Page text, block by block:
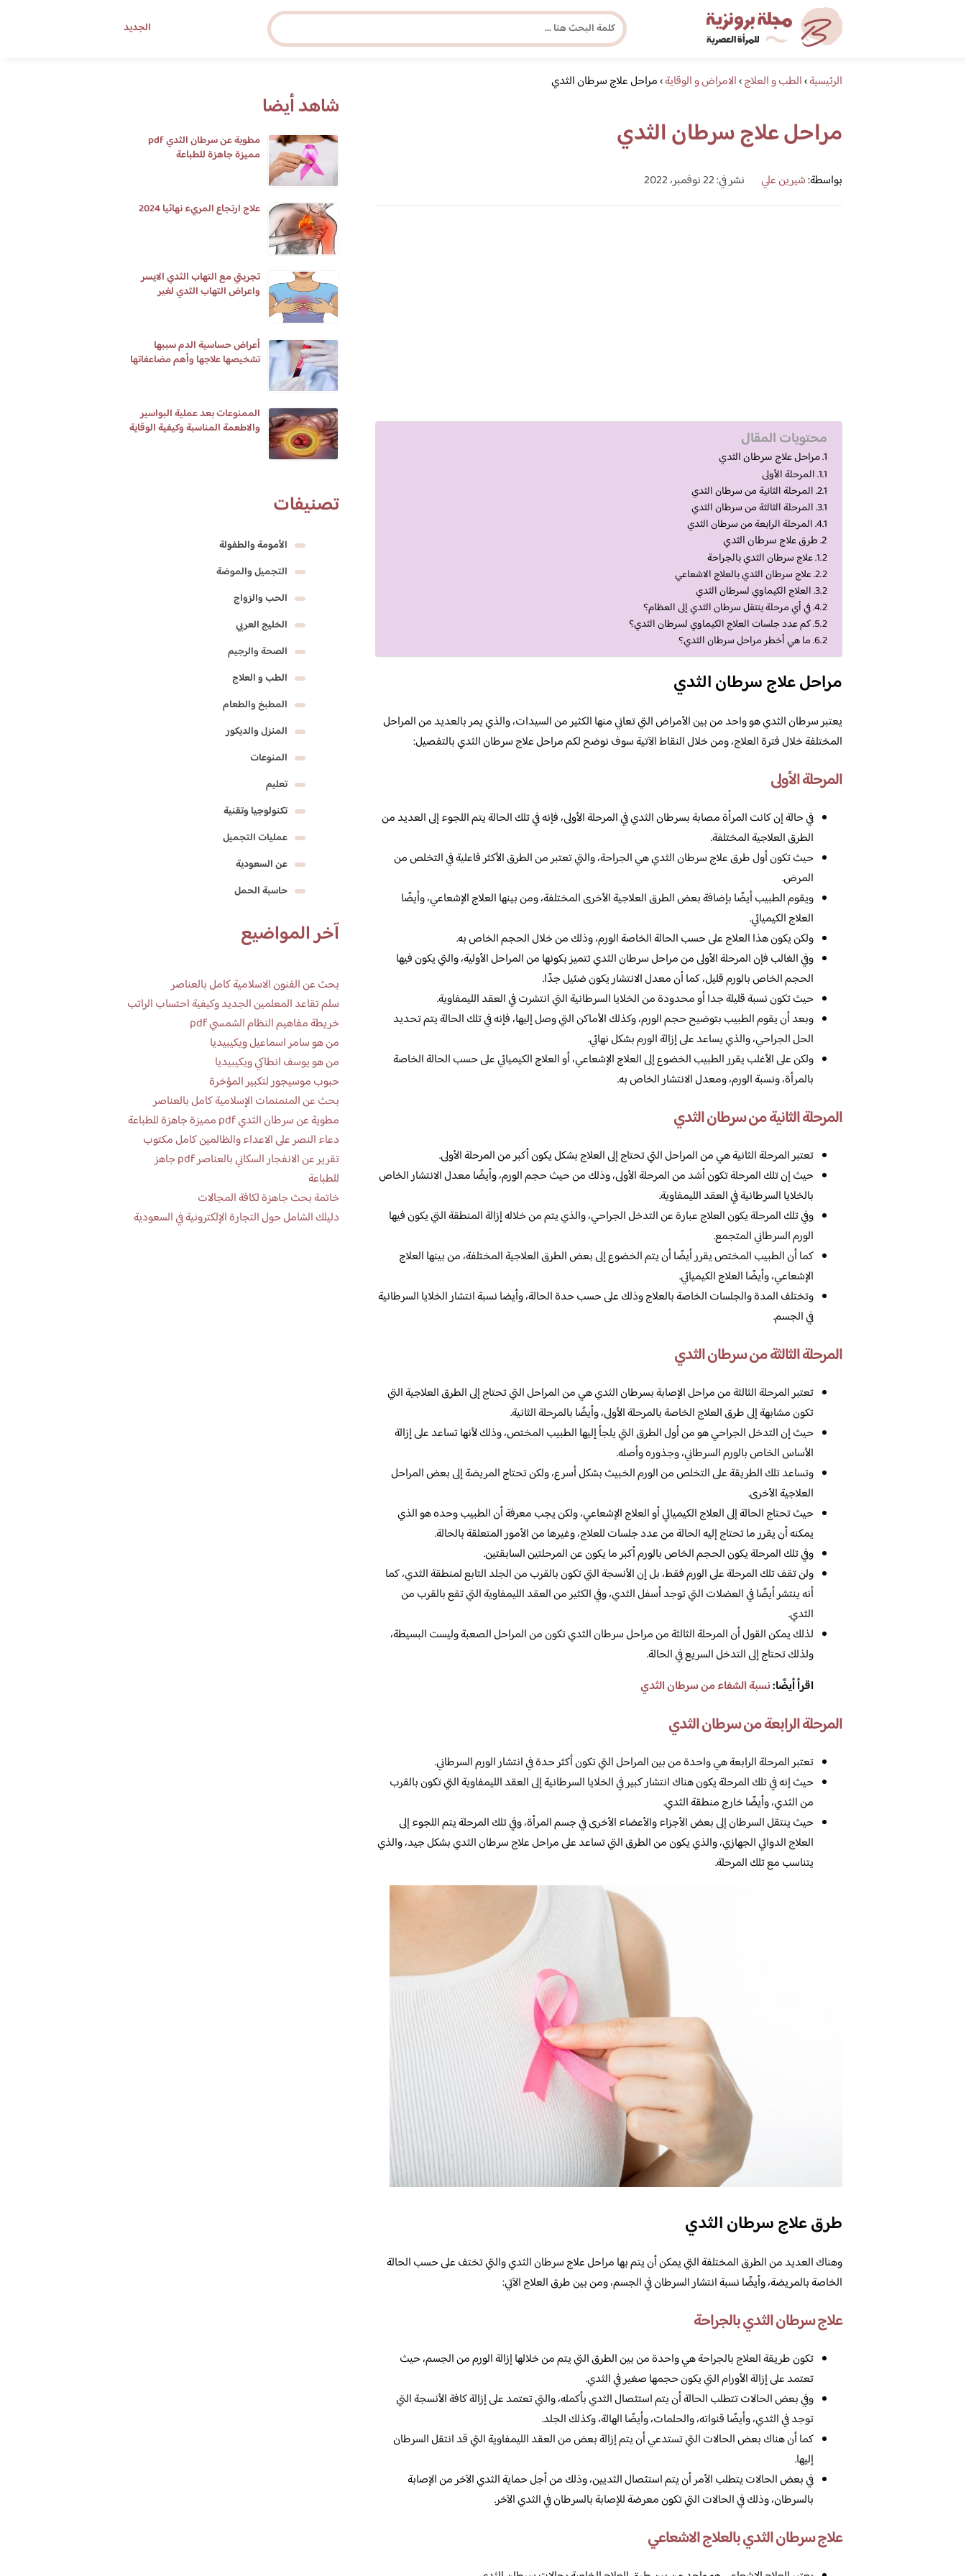
الجديد
مجلة برونزية للفتاة العصرية الرئيسية›الطب و العلاج›الامراض و الوقاية›مراحل علاج سرطان الثدي
مراحل علاج سرطان الثدي
بواسطة:شيرين علي نشر في: 22 نوفمبر، 2022
محتويات المقال
مراحل علاج سرطان الثدي
المرحلة الأولى
المرحلة الثانية من سرطان الثدي
المرحلة الثالثة من سرطان الثدي
المرحلة الرابعة من سرطان الثدي
طرق علاج سرطان الثدي
علاج سرطان الثدي بالجراحة
علاج سرطان الثدي بالعلاج الاشعاعي
العلاج الكيماوي لسرطان الثدي
في أي مرحلة ينتقل سرطان الثدي إلى العظام؟
كم عدد جلسات العلاج الكيماوي لسرطان الثدي؟
ما هي أخطر مراحل سرطان الثدي؟
مراحل علاج سرطان الثدي
يعتبر سرطان الثدي هو واحد من بين الأمراض التي تعاني منها الكثير من السيدات، والذي يمر بالعديد من المراحل
المختلفة خلال فترة العلاج، ومن خلال النقاط الآتية سوف نوضح لكم مراحل علاج سرطان الثدي بالتفصيل:
المرحلة الأولى
في حالة إن كانت المرأة مصابة بسرطان الثدي في المرحلة الأولى، فإنه في تلك الحالة يتم اللجوء إلى العديد من
الطرق العلاجية المختلفة.
حيث تكون أول طرق علاج سرطان الثدي هي الجراحة، والتي تعتبر من الطرق الأكثر فاعلية في التخلص من
المرض.
ويقوم الطبيب أيضًا بإضافة بعض الطرق العلاجية الأخرى المختلفة، ومن بينها العلاج الإشعاعي، وأيضًا
العلاج الكيميائي.
ولكن يكون هذا العلاج على حسب الحالة الخاصة الورم، وذلك من خلال الحجم الخاص به.
وفي الغالب فإن المرحلة الأولى من مراحل سرطان الثدي تتميز بكونها من المراحل الأولية، والتي يكون فيها
الحجم الخاص بالورم قليل، كما أن معدل الانتشار يكون ضئيل جدًا.
حيث تكون نسبة قليلة جدا أو محدودة من الخلايا السرطانية التي انتشرت في العقد الليمفاوية.
وبعد أن يقوم الطبيب بتوضيح حجم الورم، وكذلك الأماكن التي وصل إليها، فإنه في تلك الحالة يتم تحديد
الحل الجراحي، والذي يساعد على إزالة الورم بشكل نهائي.
ولكن على الأغلب يقرر الطبيب الخضوع إلى العلاج الإشعاعي، أو العلاج الكيميائي على حسب الحالة الخاصة
بالمرأة، ونسبة الورم، ومعدل الانتشار الخاص به.
المرحلة الثانية من سرطان الثدي
تعتبر المرحلة الثانية هي من المراحل التي تحتاج إلى العلاج بشكل يكون أكبر من المرحلة الأولى.
حيث إن تلك المرحلة تكون أشد من المرحلة الأولى، وذلك من حيث حجم الورم، وأيضًا معدل الانتشار الخاص
بالخلايا السرطانية في العقد الليمفاوية.
وفي تلك المرحلة يكون العلاج عبارة عن التدخل الجراحي، والذي يتم من خلاله إزالة المنطقة التي يكون فيها
الورم السرطاني المتجمع.
كما أن الطبيب المختص يقرر أيضًا أن يتم الخضوع إلى بعض الطرق العلاجية المختلفة، من بينها العلاج
الإشعاعي، وأيضًا العلاج الكيميائي.
وتختلف المدة والجلسات الخاصة بالعلاج وذلك على حسب حدة الحالة، وأيضا نسبة انتشار الخلايا السرطانية
في الجسم.
المرحلة الثالثة من سرطان الثدي
تعتبر المرحلة الثالثة من مراحل الإصابة بسرطان الثدي هي من المراحل التي تحتاج إلى الطرق العلاجية التي
تكون مشابهة إلى طرق العلاج الخاصة بالمرحلة الأولى، وأيضًا بالمرحلة الثانية.
حيث إن التدخل الجراحي هو من أول الطرق التي يلجأ إليها الطبيب المختص، وذلك لأنها تساعد على إزالة
الأساس الخاص بالورم السرطاني، وجذوره وأصله.
وتساعد تلك الطريقة على التخلص من الورم الخبيث بشكل أسرع، ولكن تحتاج المريضة إلى بعض المراحل
العلاجية الأخرى.
حيث تحتاج الحالة إلى العلاج الكيميائي أو العلاج الإشعاعي، ولكن يجب معرفة أن الطبيب وحده هو الذي
يمكنه أن يقرر ما تحتاج إليه الحالة من عدد جلسات للعلاج، وغيرها من الأمور المتعلقة بالحالة.
وفي تلك المرحلة يكون الحجم الخاص بالورم أكبر ما يكون عن المرحلتين السابقتين.
ولن تقف تلك المرحلة على الورم فقط، بل إن الأنسجة التي تكون بالقرب من الجلد التابع لمنطقة الثدي، كما
أنه ينتشر أيضًا في العضلات التي توجد أسفل الثدي، وفي الكثير من العقد الليمفاوية التي تقع بالقرب من
الثدي.
لذلك يمكن القول أن المرحلة الثالثة من مراحل سرطان الثدي تكون من المراحل الصعبة وليست البسيطة،
ولذلك تحتاج إلى التدخل السريع في الحالة.
اقرأ أيضًا:نسبة الشفاء من سرطان الثدي
المرحلة الرابعة من سرطان الثدي
تعتبر المرحلة الرابعة هي واحدة من بين المراحل التي تكون أكثر حدة في انتشار الورم السرطاني.
حيث إنه في تلك المرحلة يكون هناك انتشار كبير في الخلايا السرطانية إلى العقد الليمفاوية التي تكون بالقرب
من الثدي، وأيضًا خارج منطقة الثدي.
حيث ينتقل السرطان إلى بعض الأجزاء والأعضاء الأخرى في جسم المرأة، وفي تلك المرحلة يتم اللجوء إلى
العلاج الدوائي الجهازي، والذي يكون من الطرق التي تساعد على مراحل علاج سرطان الثدي بشكل جيد، والذي
يتناسب مع تلك المرحلة.
طرق علاج سرطان الثدي
وهناك العديد من الطرق المختلفة التي يمكن أن يتم بها مراحل علاج سرطان الثدي والتي تختف على حسب الحالة
الخاصة بالمريضة، وأيضًا نسبة انتشار السرطان في الجسم، ومن بين طرق العلاج الآتي:
علاج سرطان الثدي بالجراحة
تكون طريقة العلاج بالجراحة هي واحدة من بين الطرق التي يتم من خلالها إزالة الورم من الجسم، حيث
تعتمد على إزالة الأورام التي يكون حجمها صغير في الثدي.
وفي بعض الحالات تتطلب الحالة أن يتم استئصال الثدي بأكمله، والتي تعتمد على إزالة كافة الأنسجة التي
توجد في الثدي، وأيضًا قنواته، والحلمات، وأيضًا الهالة، وكذلك الجلد.
كما أن هناك بعض الحالات التي تستدعي أن يتم إزالة بعض من العقد الليمفاوية التي قد انتقل السرطان
إليها.
في بعض الحالات يتطلب الأمر أن يتم استئصال الثديين، وذلك من أجل حماية الثدي الآخر من الإصابة
بالسرطان، وذلك في الحالات التي تكون معرضة للإصابة بالسرطان في الثدي الآخر.
علاج سرطان الثدي بالعلاج الاشعاعي
شاهد أيضا
مطوية عن سرطان الثدي pdf
مميزة جاهزة للطباعة
علاج ارتجاع المريء نهائيا 2024
تجربتي مع التهاب الثدي الايسر
واعراض التهاب الثدي لغير
أعراض حساسية الدم سببها
تشخيصها علاجها وأهم مضاعفاتها
الممنوعات بعد عملية البواسير
والاطعمة المناسبة وكيفية الوقاية
تصنيفات
الأمومة والطفولة
التجميل والموضة
الحب والزواج
الخليج العربي
الصحة والرجيم
الطب و العلاج
المطبخ والطعام
المنزل والديكور
المنوعات
تعليم
تكنولوجيا وتقنية
عمليات التجميل
عن السعودية
حاسبة الحمل
آخر المواضيع
بحث عن الفنون الاسلامية كامل بالعناصر
سلم تقاعد المعلمين الجديد وكيفية احتساب الراتب
خريطة مفاهيم النظام الشمسي pdf
من هو سامر اسماعيل ويكيبيديا
من هو يوسف انطاكي ويكيبيديا
حبوب موسيجور لتكبير المؤخرة
بحث عن المنمنمات الإسلامية كامل بالعناصر
مطوية عن سرطان الثدي pdf مميزة جاهزة للطباعة
دعاء النصر على الاعداء والظالمين كامل مكتوب
تقرير عن الانفجار السكاني بالعناصر pdf جاهز
للطباعة
خاتمة بحث جاهزة لكافة المجالات
دليلك الشامل حول التجارة الإلكترونية في السعودية